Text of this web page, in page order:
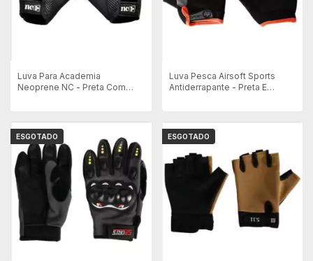
Luva Para Academia
Neoprene NC - Preta Com
Luva Pesca Airsoft Sports
Antiderrapante - Preta E
ESGOTADO ESGOTADO